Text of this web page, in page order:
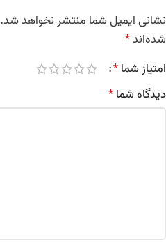
نشانی ایمیل شما منتشر نخواهد شد.
شده‌اند*
امتیاز شما*
دیدگاه شما*